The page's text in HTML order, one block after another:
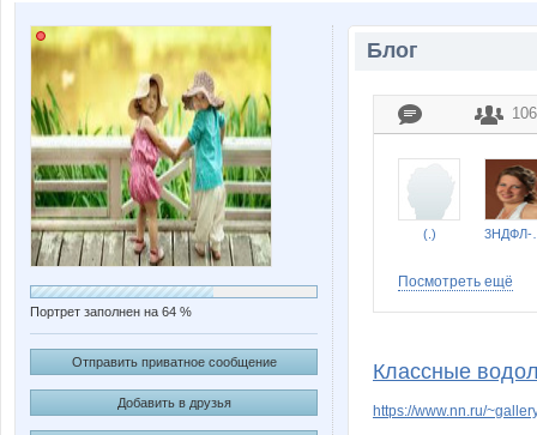
Портрет заполнен на 64 %
Отправить приватное сообщение
Добавить в друзья
Блог
(.)
Посмотреть ещё
Классные
https://www.nn.ru/